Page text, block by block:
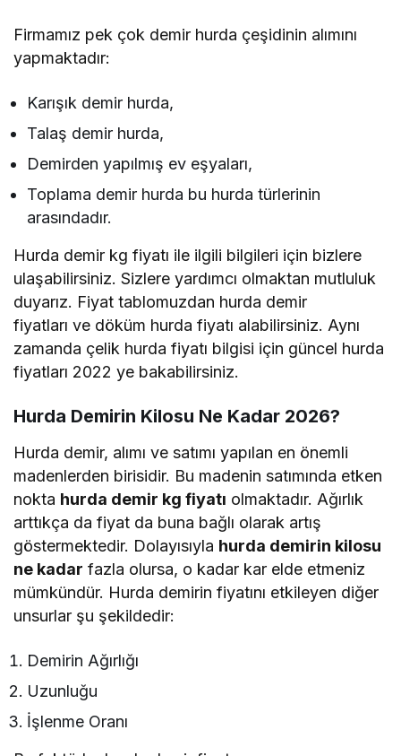
Firmamız pek çok demir hurda çeşidinin alımını
yapmaktadır:
Karışık demir hurda,
Talaş demir hurda,
Demirden yapılmış ev eşyaları,
Toplama demir hurda bu hurda türlerinin
arasındadır.
Hurda demir kg fiyatı ile ilgili bilgileri için bizlere
ulaşabilirsiniz. Sizlere yardımcı olmaktan mutluluk
duyarız. Fiyat tablomuzdan hurda demir
fiyatlarıve döküm hurda fiyatı alabilirsiniz. Aynı
zamanda çelik hurda fiyatı bilgisi için güncel hurda
fiyatları 2022 ye bakabilirsiniz.
Hurda Demirin Kilosu Ne Kadar 2026?
Hurda demir, alımı ve satımı yapılan en önemli
madenlerden birisidir. Bu madenin satımında etken
nokta hurda demir kg fiyatı olmaktadır. Ağırlık
arttıkça da fiyat da buna bağlı olarak artış
göstermektedir. Dolayısıyla hurda demirin kilosu
ne kadar fazla olursa, o kadar kar elde etmeniz
mümkündür. Hurda demirin fiyatını etkileyen diğer
unsurlar şu şekildedir:
Demirin Ağırlığı
Uzunluğu
İşlenme Oranı